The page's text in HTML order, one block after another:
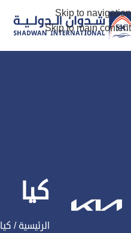
Skip to navigation
Skip to main content
كيا
الرئيسية/ كيا